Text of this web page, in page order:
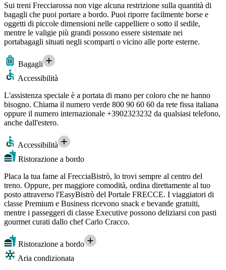
Sui treni Frecciarossa non vige alcuna restrizione sulla quantità di
bagagli che puoi portare a bordo. Puoi riporre facilmente borse e
oggetti di piccole dimensioni nelle cappelliere o sotto il sedile,
mentre le valigie più grandi possono essere sistemate nei
portabagagli situati negli scomparti o vicino alle porte esterne.
Bagagli
Accessibilità
L'assistenza speciale è a portata di mano per coloro che ne hanno
bisogno. Chiama il numero verde 800 90 60 60 da rete fissa italiana
oppure il numero internazionale +3902323232 da qualsiasi telefono,
anche dall'estero.
Accessibilità
Ristorazione a bordo
Placa la tua fame al FrecciaBistrò, lo trovi sempre al centro del
treno. Oppure, per maggiore comodità, ordina direttamente al tuo
posto attraverso l'EasyBistrò del Portale FRECCE. I viaggiatori di
classe Premium e Business ricevono snack e bevande gratuiti,
mentre i passeggeri di classe Executive possono deliziarsi con pasti
gourmet curati dallo chef Carlo Cracco.
Ristorazione a bordo
Aria condizionata